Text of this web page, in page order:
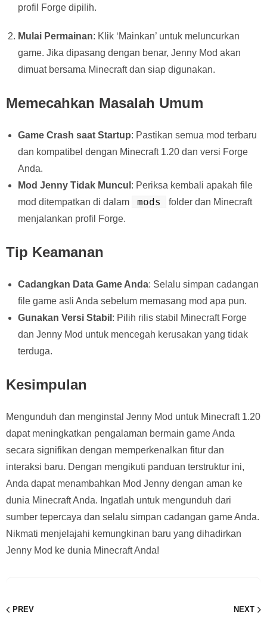
profil Forge dipilih.
Mulai Permainan: Klik ‘Mainkan’ untuk meluncurkan
game. Jika dipasang dengan benar, Jenny Mod akan
dimuat bersama Minecraft dan siap digunakan.
Memecahkan Masalah Umum
Game Crash saat Startup: Pastikan semua mod terbaru
dan kompatibel dengan Minecraft 1.20 dan versi Forge
Anda.
Mod Jenny Tidak Muncul : Periksa kembali apakah file
mod ditempatkan di dalam
mods
folder dan Minecraft
menjalankan profil Forge.
Tip Keamanan
Cadangkan Data Game Anda: Selalu simpan cadangan
file game asli Anda sebelum memasang mod apa pun.
Gunakan Versi Stabil : Pilih rilis stabil Minecraft Forge
dan Jenny Mod untuk mencegah kerusakan yang tidak
terduga.
Kesimpulan
Mengunduh dan menginstal Jenny Mod untuk Minecraft 1.20
dapat meningkatkan pengalaman bermain game Anda
secara signifikan dengan memperkenalkan fitur dan
interaksi baru. Dengan mengikuti panduan terstruktur ini,
Anda dapat menambahkan Mod Jenny dengan aman ke
dunia Minecraft Anda. Ingatlah untuk mengunduh dari
sumber tepercaya dan selalu simpan cadangan game Anda.
Nikmati menjelajahi kemungkinan baru yang dihadirkan
Jenny Mod ke dunia Minecraft Anda!
PREV NEXT